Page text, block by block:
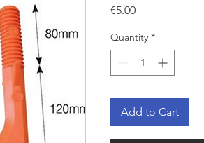
€5.00Price
Quantity *
Add to Cart